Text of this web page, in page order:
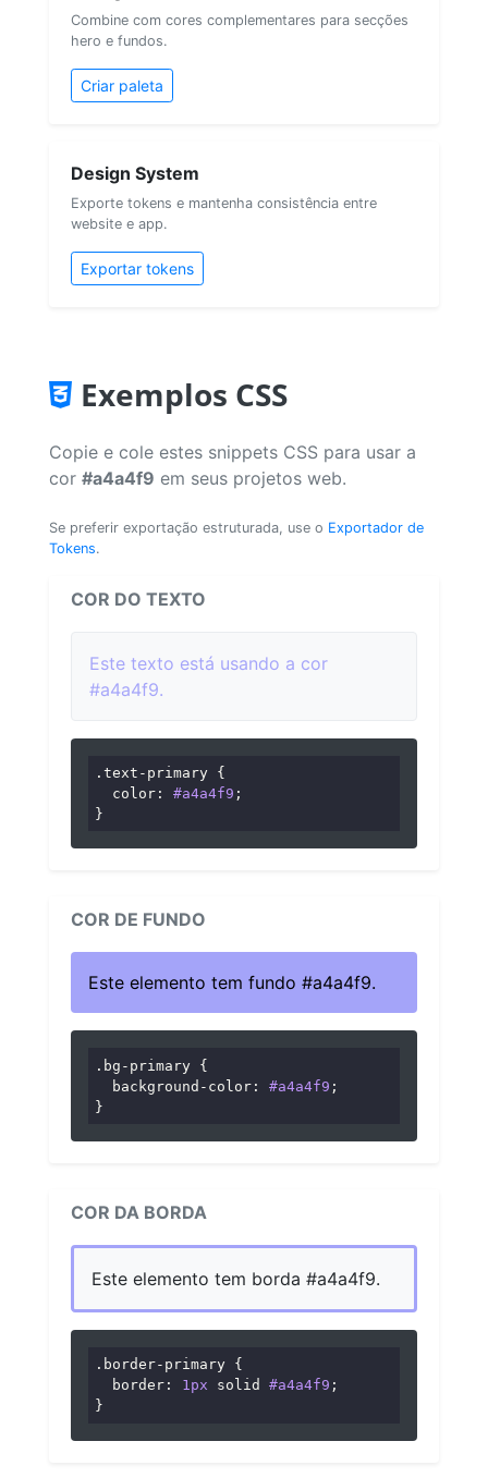
Combine com cores complementares para secções
hero e fundos.
Criar paleta
Design System
Exporte tokens e mantenha consistência entre
website e app.
Exportar tokens
Exemplos CSS
Copie e cole estes snippets CSS para usar a
cor #a4a4f9 em seus projetos web.
Se preferir exportação estruturada, use o Exportador de
Tokens.
COR DO TEXTO
Este texto está usando a cor
#a4a4f9.
.text-primary {
color : #a4a4f9 ;
}
COR DE FUNDO
Este elemento tem fundo #a4a4f9.
.bg-primary {
background-color : #a4a4f9 ;
}
COR DA BORDA
Este elemento tem borda #a4a4f9.
.border-primary {
border : 1px solid #a4a4f9 ;
}